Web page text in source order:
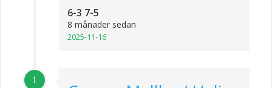
6-3 7-5
8 månader sedan
2025-11-16
1